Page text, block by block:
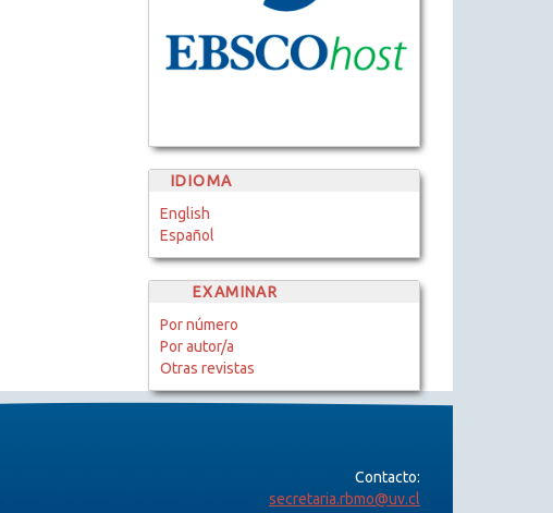
IDIOMA
English
Español
EXAMINAR
Por número
Por autor/a
Otras revistas
Contacto:
secretaria.rbmo@uv.cl